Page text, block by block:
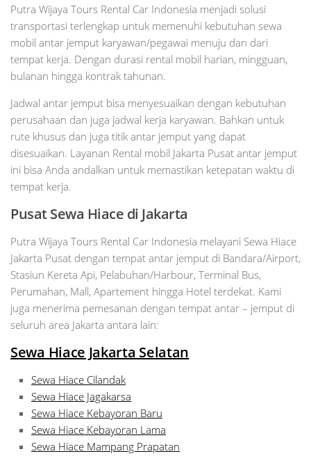
Putra Wijaya Tours Rental Car Indonesia menjadi solusi
transportasi terlengkap untuk memenuhi kebutuhan sewa
mobil antar jemput karyawan/pegawai menuju dan dari
tempat kerja. Dengan durasi rental mobil harian, mingguan,
bulanan hingga kontrak tahunan.
Jadwal antar jemput bisa menyesuaikan dengan kebutuhan
perusahaan dan juga jadwal kerja karyawan. Bahkan untuk
rute khusus dan juga titik antar jemput yang dapat
disesuaikan. Layanan Rental mobil Jakarta Pusat antar jemput
ini bisa Anda andalkan untuk memastikan ketepatan waktu di
tempat kerja.
Pusat Sewa Hiace di Jakarta
Putra Wijaya Tours Rental Car Indonesia melayani Sewa Hiace
Jakarta Pusat dengan tempat antar jemput di Bandara/Airport,
Stasiun Kereta Api, Pelabuhan/Harbour, Terminal Bus,
Perumahan, Mall, Apartement hingga Hotel terdekat. Kami
juga menerima pemesanan dengan tempat antar – jemput di
seluruh area Jakarta antara lain:
Sewa Hiace Jakarta Selatan
Sewa Hiace Cilandak
Sewa Hiace Jagakarsa
Sewa Hiace Kebayoran Baru
Sewa Hiace Kebayoran Lama
Sewa Hiace Mampang Prapatan